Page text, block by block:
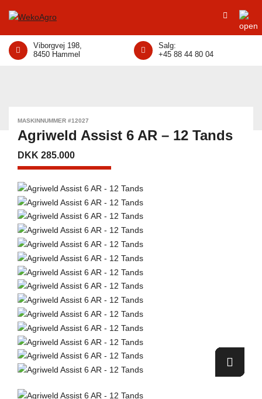
Viborgvej 198,
8450 Hammel
Salg:
+45 88 44 80 04
MASKINNUMMER #12027
Agriweld Assist 6 AR – 12 Tands
DKK 285.000